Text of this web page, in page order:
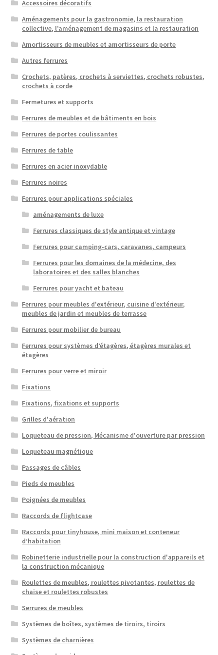
Transport maritime
Accessoires décoratifs
Aménagements pour la gastronomie, la restauration
collective, l’aménagement de magasins et la restauration
Amortisseurs de meubles et amortisseurs de porte
Autres ferrures
Crochets, patères, crochets à serviettes, crochets robustes,
crochets à corde
Fermetures et supports
Ferrures de meubles et de bâtiments en bois
Ferrures de portes coulissantes
Ferrures de table
Ferrures en acier inoxydable
Ferrures noires
Ferrures pour applications spéciales
aménagements de luxe
Ferrures classiques de style antique et vintage
Ferrures pour camping-cars, caravanes, campeurs
Ferrures pour les domaines de la médecine, des
laboratoires et des salles blanches
Ferrures pour yacht et bateau
Ferrures pour meubles d'extérieur, cuisine d'extérieur,
meubles de jardin et meubles de terrasse
Ferrures pour mobilier de bureau
Ferrures pour systèmes d’étagères, étagères murales et
étagères
Ferrures pour verre et miroir
Fixations
Fixations, fixations et supports
Grilles d'aération
Loqueteau de pression, Mécanisme d'ouverture par pression
Loqueteau magnétique
Passages de câbles
Pieds de meubles
Poignées de meubles
Raccords de flightcase
Raccords pour tinyhouse, mini maison et conteneur
d’habitation
Robinetterie industrielle pour la construction d'appareils et
la construction mécanique
Roulettes de meubles, roulettes pivotantes, roulettes de
chaise et roulettes robustes
Serrures de meubles
Systèmes de boîtes, systèmes de tiroirs, tiroirs
Systèmes de charnières